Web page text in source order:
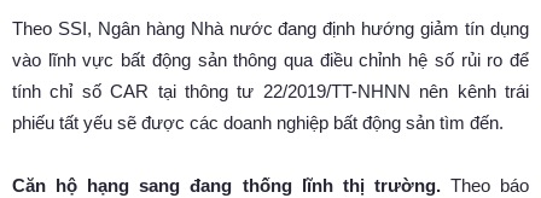
Theo SSI, Ngân hàng Nhà nước đang định hướng giảm tín dụng
vào lĩnh vực bất động sản thông qua điều chỉnh hệ số rủi ro để
tính chỉ số CAR tại thông tư 22/2019/TT-NHNN nên kênh trái
phiếu tất yếu sẽ được các doanh nghiệp bất động sản tìm đến.
Căn hộ hạng sang đang thống lĩnh thị trường. Theo báo